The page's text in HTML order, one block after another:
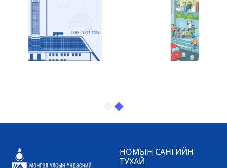
НОМЫН САНГИЙН
ТУХАЙ